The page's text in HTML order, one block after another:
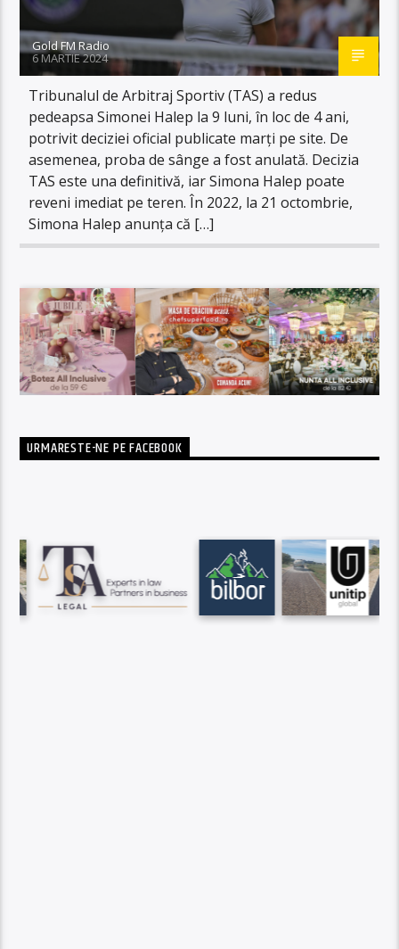
Gold FM Radio
6 MARTIE 2024
Tribunalul de Arbitraj Sportiv (TAS) a redus
pedeapsa Simonei Halep la 9 luni, în loc de 4 ani,
potrivit deciziei oficial publicate marți pe site. De
asemenea, proba de sânge a fost anulată. Decizia
TAS este una definitivă, iar Simona Halep poate
reveni imediat pe teren. În 2022, la 21 octombrie,
Simona Halep anunţa că […]
URMARESTE-NE PE FACEBOOK